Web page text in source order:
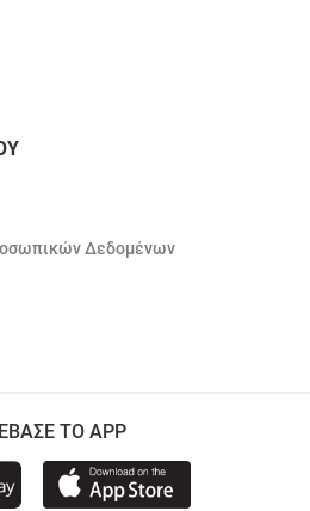
Δεδομένων
ΤΟ APP